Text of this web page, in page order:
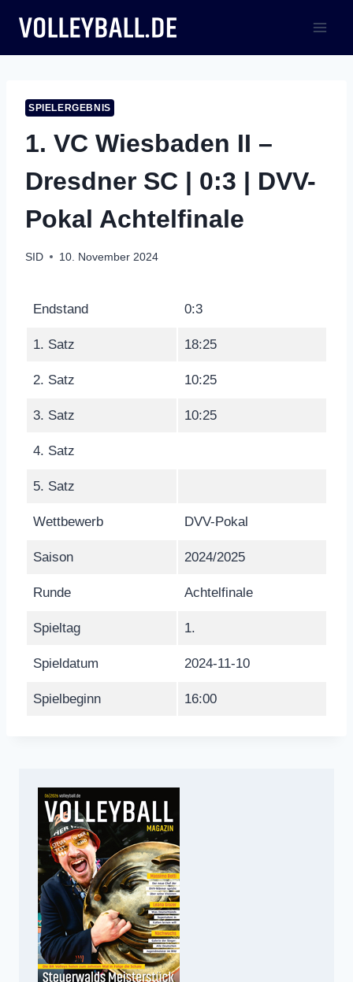
Inhalt
springen
SPIELERGEBNIS
1. VC Wiesbaden II –
Dresdner SC | 0:3 | DVV-
Pokal Achtelfinale
SID 10. November 2024
Endstand 0:3
1. Satz 18:25
2. Satz 10:25
3. Satz 10:25
4. Satz
5. Satz
Wettbewerb DVV-Pokal
Saison 2024/2025
Runde Achtelfinale
Spieltag 1.
Spieldatum 2024-11-10
Spielbeginn 16:00